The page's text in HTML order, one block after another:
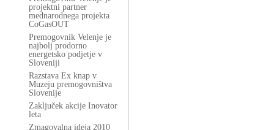
projektni partner
mednarodnega projekta
CoGasOUT
Premogovnik Velenje je
najbolj prodorno
energetsko podjetje v
Sloveniji
Razstava Ex knap v
Muzeju premogovništva
Slovenije
Zaključek akcije Inovator
leta
Zmagovalna ideja 2010